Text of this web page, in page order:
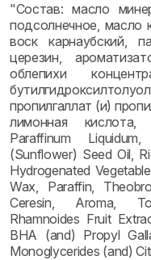
"Состав: масло
подсолнечное, масло
воск карнаубский,
церезин,
облепихи
пропилгаллат (и)
лимонная кислота,
Paraffinum
(Sunflower) Seed Oil,
Hydrogenated
Wax, Paraffin,
Ceresin, Аroma,
Rhamnoides Fruit
BHA (and) Propyl
Monoglycerides (and)